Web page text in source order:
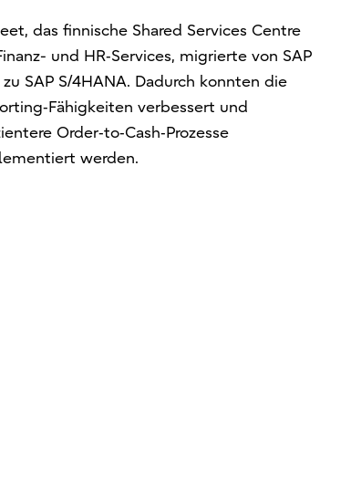
das finnische Shared Services Centre
und HR‑Services, migrierte von SAP
zu SAP S/4HANA. Dadurch konnten die
verbessert und
Order‑to‑Cash‑Prozesse
werden.